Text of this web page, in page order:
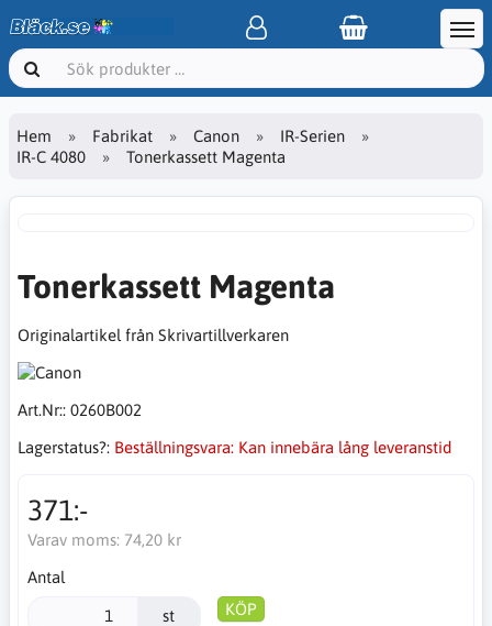
Hem Fabrikat Canon
IR-Serien
IR-C 4080
Tonerkassett Magenta
Tonerkassett Magenta
Originalartikel från Skrivartillverkaren
Art.Nr:: 0260B002
Lagerstatus?: Beställningsvara: Kan innebära lång leveranstid
371:-
Varav moms: 74,20 kr
Antal
st KÖP